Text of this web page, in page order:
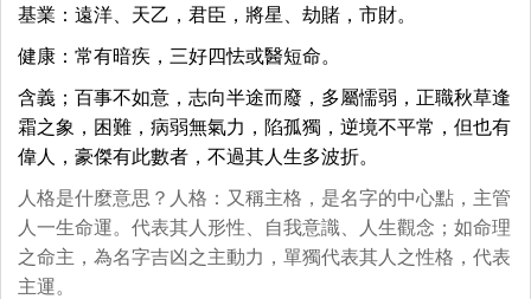
基業：遠洋、天乙，君臣，將星、劫賭，市財。
健康：常有暗疾，三好四怯或醫短命。
含義；百事不如意，志向半途而廢，多屬懦弱，正職秋草逢
霜之象，困難，病弱無氣力，陷孤獨，逆境不平常，但也有
偉人，豪傑有此數者，不過其人生多波折。
人格是什麼意思？人格：又稱主格，是名字的中心點，主管
人一生命運。代表其人形性、自我意識、人生觀念；如命理
之命主，為名字吉凶之主動力，單獨代表其人之性格，代表
主運。